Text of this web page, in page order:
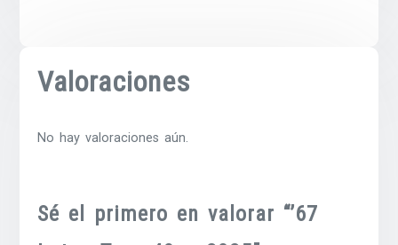
Valoraciones
No hay valoraciones aún.
Sé el primero en valorar “’67